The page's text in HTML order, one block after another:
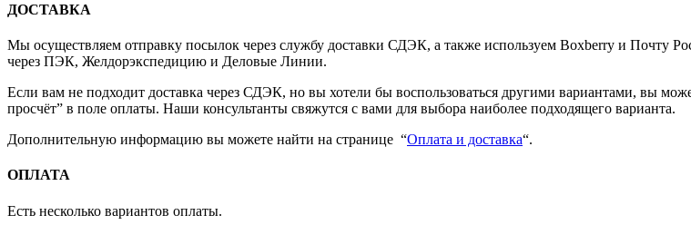
ДОСТАВКА
Мы осуществляем отправку посылок через службу доставки СДЭК, а также используем Boxberry и Почту
через ПЭК, Желдорэкспедицию и Деловые Линии.
Если вам не подходит доставка через СДЭК, но вы хотели бы воспользоваться другими вариантами, вы
просчёт” в поле оплаты. Наши консультанты свяжутся с вами для выбора наиболее подходящего варианта.
Дополнительную информацию вы можете найти на странице “Оплата и доставка“.
ОПЛАТА
Есть несколько вариантов оплаты.